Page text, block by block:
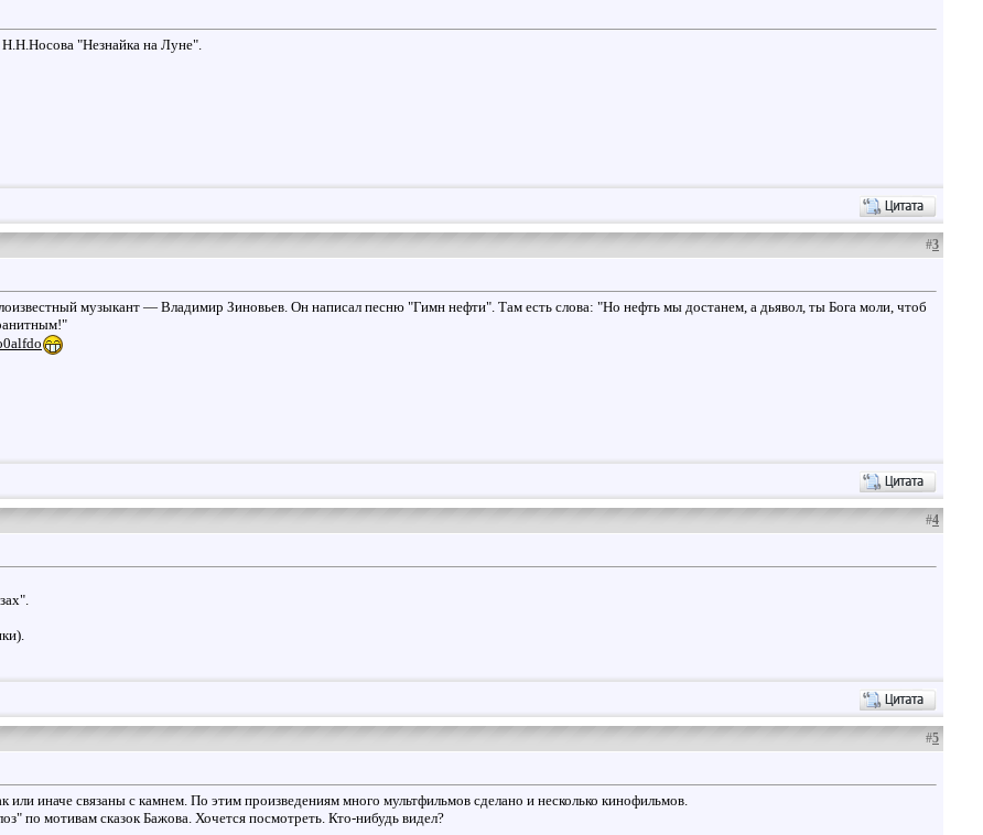
Н.Н.Носова "Незнайка на Луне".
#3
музыкант — Владимир Зиновьев. Он написал песню "Гимн нефти". Там есть слова: "Но нефть мы достанем, а дьявол, ты Бога моли, чтоб
#4
#5
или иначе связаны с камнем. По этим произведениям много мультфильмов сделано и несколько кинофильмов.
по мотивам сказок Бажова. Хочется посмотреть. Кто-нибудь видел?